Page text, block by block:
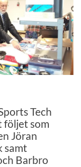
Tech
följet som
Jöran
samt
Barbro